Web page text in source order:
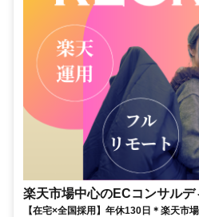
楽天市場中心のECコンサルデ
【在宅×全国採用】年休130日＊楽天市